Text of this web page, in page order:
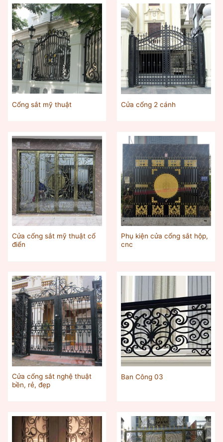
Cổng sắt mỹ thuật Cửa cổng 2 cánh
Cửa cổng sắt mỹ thuật cổ
điển
Phụ kiện cửa cổng sắt hộp,
cnc
Cửa cổng sắt nghệ thuật
bền, rẻ, đẹp
Ban Công 03